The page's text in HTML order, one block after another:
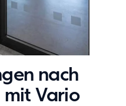
nach
mit Vario